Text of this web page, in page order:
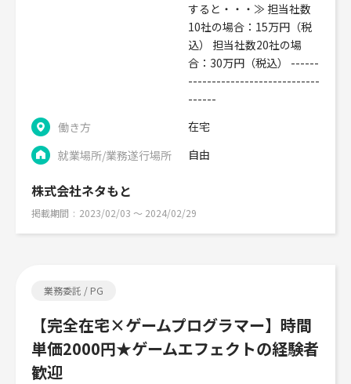
すると・・・≫ 担当社数
10社の場合：15万円（税
込） 担当社数20社の場
合：30万円（税込） ------
----------------------------
------
働き方
在宅
就業場所/業務遂行場所
自由
株式会社ネタもと
掲載期間 2023/02/03 〜 2024/02/29
業務委託 / PG
【完全在宅×ゲームプログラマー】時間
単価2000円★ゲームエフェクトの経験者
歓迎